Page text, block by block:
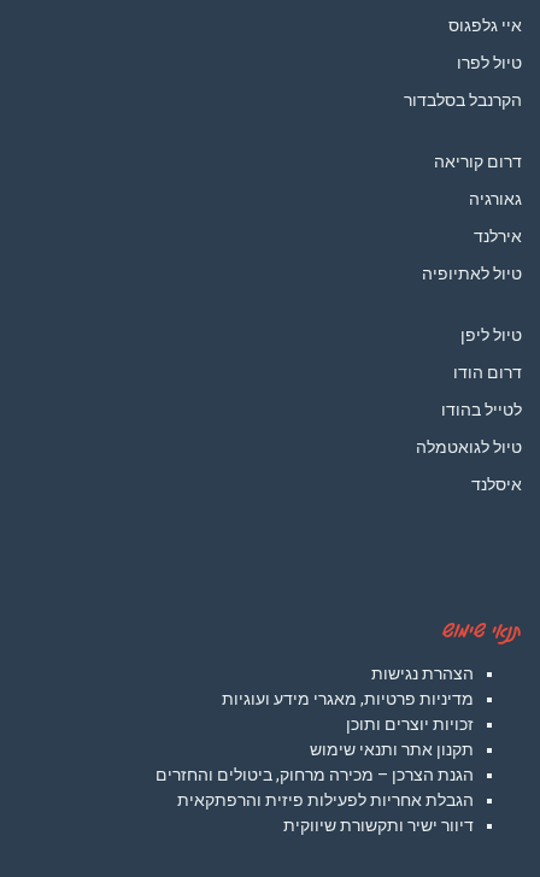
איי גלפגוס
טיול לפרו
הקרנבל בסלבדור
דרום קוריאה
גאורגיה
אירלנד
טיול לאתיופיה
טיול ליפן
דרום הודו
לטייל בהודו
טיול לגואטמלה
איסלנד
תנאי שימוש
הצהרת נגישות
מדיניות פרטיות, מאגרי מידע ועוגיות
זכויות יוצרים ותוכן
תקנון אתר ותנאי שימוש
הגנת הצרכן – מכירה מרחוק, ביטולים והחזרים
הגבלת אחריות לפעילות פיזית והרפתקאית
דיוור ישיר ותקשורת שיווקית